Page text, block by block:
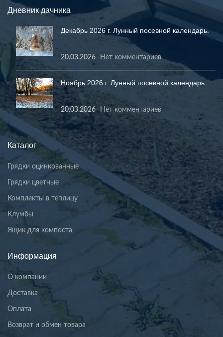
Дневник дачника
Декабрь 2026 г. Лунный посевной календарь.
20.03.2026 Нет комментариев
Ноябрь 2026 г. Лунный посевной календарь.
20.03.2026 Нет комментариев
Каталог
Грядки оцинкованные
Грядки цветные
Комплекты в теплицу
Клумбы
Ящик для компоста
Информация
О компании
Доставка
Оплата
Возврат и обмен товара